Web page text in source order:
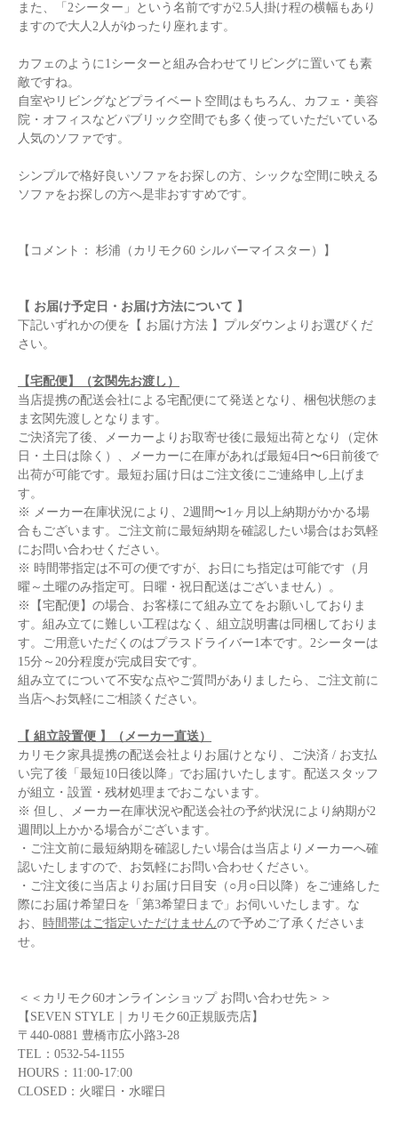
また、「2シーター」という名前ですが2.5人掛け程の横幅もあり
ますので大人2人がゆったり座れます。
カフェのように1シーターと組み合わせてリビングに置いても素
敵ですね。
自室やリビングなどプライベート空間はもちろん、カフェ・美容
院・オフィスなどパブリック空間でも多く使っていただいている
人気のソファです。
シンプルで格好良いソファをお探しの方、シックな空間に映える
ソファをお探しの方へ是非おすすめです。
【コメント： 杉浦（カリモク60 シルバーマイスター）】
【 お届け予定日・お届け方法について 】
下記いずれかの便を【 お届け方法 】プルダウンよりお選びくだ
さい。
【宅配便】（玄関先お渡し）
当店提携の配送会社による宅配便にて発送となり、梱包状態のま
ま玄関先渡しとなります。
ご決済完了後、メーカーよりお取寄せ後に最短出荷となり（定休
日・土日は除く）、メーカーに在庫があれば最短4日〜6日前後で
出荷が可能です。最短お届け日はご注文後にご連絡申し上げま
す。
※ メーカー在庫状況により、2週間〜1ヶ月以上納期がかかる場
合もございます。ご注文前に最短納期を確認したい場合はお気軽
にお問い合わせください。
※ 時間帯指定は不可の便ですが、お日にち指定は可能です（月
曜～土曜のみ指定可。日曜・祝日配送はございません）。
※【宅配便】の場合、お客様にて組み立てをお願いしておりま
す。組み立てに難しい工程はなく、組立説明書は同梱しておりま
す。ご用意いただくのはプラスドライバー1本です。2シーターは
15分～20分程度が完成目安です。
組み立てについて不安な点やご質問がありましたら、ご注文前に
当店へお気軽にご相談ください。
【 組立設置便 】（メーカー直送）
カリモク家具提携の配送会社よりお届けとなり、ご決済 / お支払
い完了後「最短10日後以降」でお届けいたします。配送スタッフ
が組立・設置・残材処理までおこないます。
※ 但し、メーカー在庫状況や配送会社の予約状況により納期が2
週間以上かかる場合がございます。
・ご注文前に最短納期を確認したい場合は当店よりメーカーへ確
認いたしますので、お気軽にお問い合わせください。
・ご注文後に当店よりお届け日目安（○月○日以降）をご連絡した
際にお届け希望日を「第3希望日まで」お伺いいたします。な
お、 時間帯はご指定いただけませんので予めご了承くださいま
せ。
＜＜カリモク60オンラインショップ お問い合わせ先＞＞
【SEVEN STYLE｜カリモク60正規販売店】
〒440-0881 豊橋市広小路3-28
TEL：0532-54-1155
HOURS：11:00-17:00
CLOSED：火曜日・水曜日